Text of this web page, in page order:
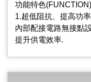
5.2+3孔多功能擴充座
And Ulti-Hubs Design
方便2P和3P的家電共
功能特色(FUNCTION)
1.超低阻抗、提高功
內部配接電路無接點
提升供電效率.
Outlets Body